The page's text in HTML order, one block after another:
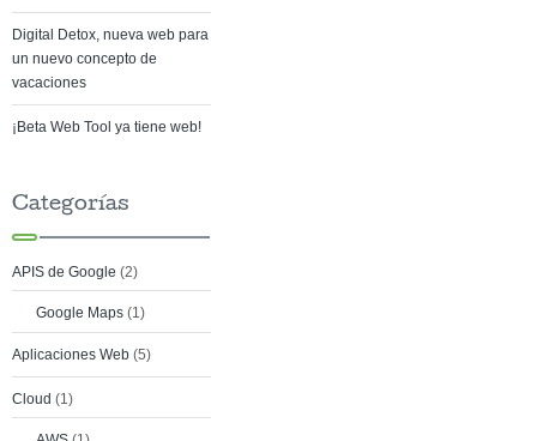
Digital Detox, nueva web para
un nuevo concepto de
vacaciones
¡Beta Web Tool ya tiene web!
Categorías
APIS de Google (2)
Google Maps (1)
Aplicaciones Web (5)
Cloud (1)